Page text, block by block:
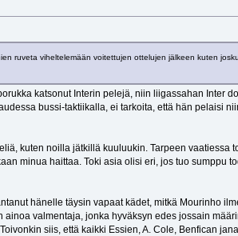
ruveta viheltelemään voitettujen ottelujen jälkeen kuten
katsonut Interin pelejä, niin liigassahan Inter
bussi-taktiikalla, ei tarkoita, että hän pelaisi
kuten noilla jätkillä kuuluukin. Tarpeen vaatiessa
minua haittaa. Toki asia olisi eri, jos tuo sumppu
hänelle täysin vapaat kädet, mitkä Mourinho
valmentaja, jonka hyväksyn edes jossain
siis, että kaikki Essien, A. Cole, Benfican